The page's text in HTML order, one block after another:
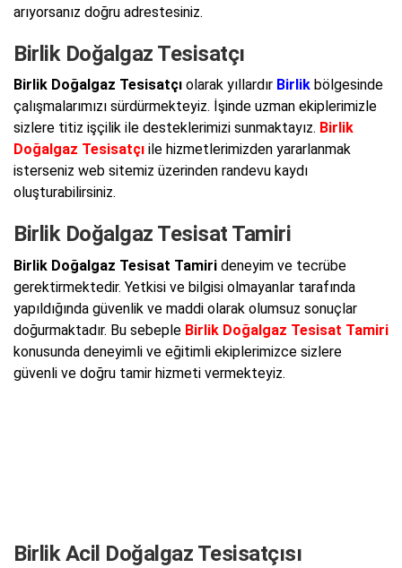
arıyorsanız doğru adrestesiniz.
Birlik Doğalgaz Tesisatçı
Birlik Doğalgaz Tesisatçı olarak yıllardır Birlik bölgesinde
çalışmalarımızı sürdürmekteyiz. İşinde uzman ekiplerimizle
sizlere titiz işçilik ile desteklerimizi sunmaktayız. Birlik
Doğalgaz Tesisatçı ile hizmetlerimizden yararlanmak
isterseniz web sitemiz üzerinden randevu kaydı
oluşturabilirsiniz.
Birlik Doğalgaz Tesisat Tamiri
Birlik Doğalgaz Tesisat Tamiri deneyim ve tecrübe
gerektirmektedir. Yetkisi ve bilgisi olmayanlar tarafında
yapıldığında güvenlik ve maddi olarak olumsuz sonuçlar
doğurmaktadır. Bu sebeple Birlik Doğalgaz Tesisat Tamiri
konusunda deneyimli ve eğitimli ekiplerimizce sizlere
güvenli ve doğru tamir hizmeti vermekteyiz.
Birlik Acil Doğalgaz Tesisatçısı